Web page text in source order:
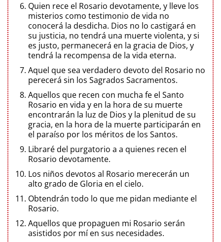
Quien rece el Rosario devotamente, y lleve los
misterios como testimonio de vida no
conocerá la desdicha. Dios no lo castigará en
su justicia, no tendrá una muerte violenta, y si
es justo, permanecerá en la gracia de Dios, y
tendrá la recompensa de la vida eterna.
Aquel que sea verdadero devoto del Rosario no
perecerá sin los Sagrados Sacramentos.
Aquellos que recen con mucha fe el Santo
Rosario en vida y en la hora de su muerte
encontrarán la luz de Dios y la plenitud de su
gracia, en la hora de la muerte participarán en
el paraíso por los méritos de los Santos.
Libraré del purgatorio a a quienes recen el
Rosario devotamente.
Los niños devotos al Rosario merecerán un
alto grado de Gloria en el cielo.
Obtendrán todo lo que me pidan mediante el
Rosario.
Aquellos que propaguen mi Rosario serán
asistidos por mí en sus necesidades.